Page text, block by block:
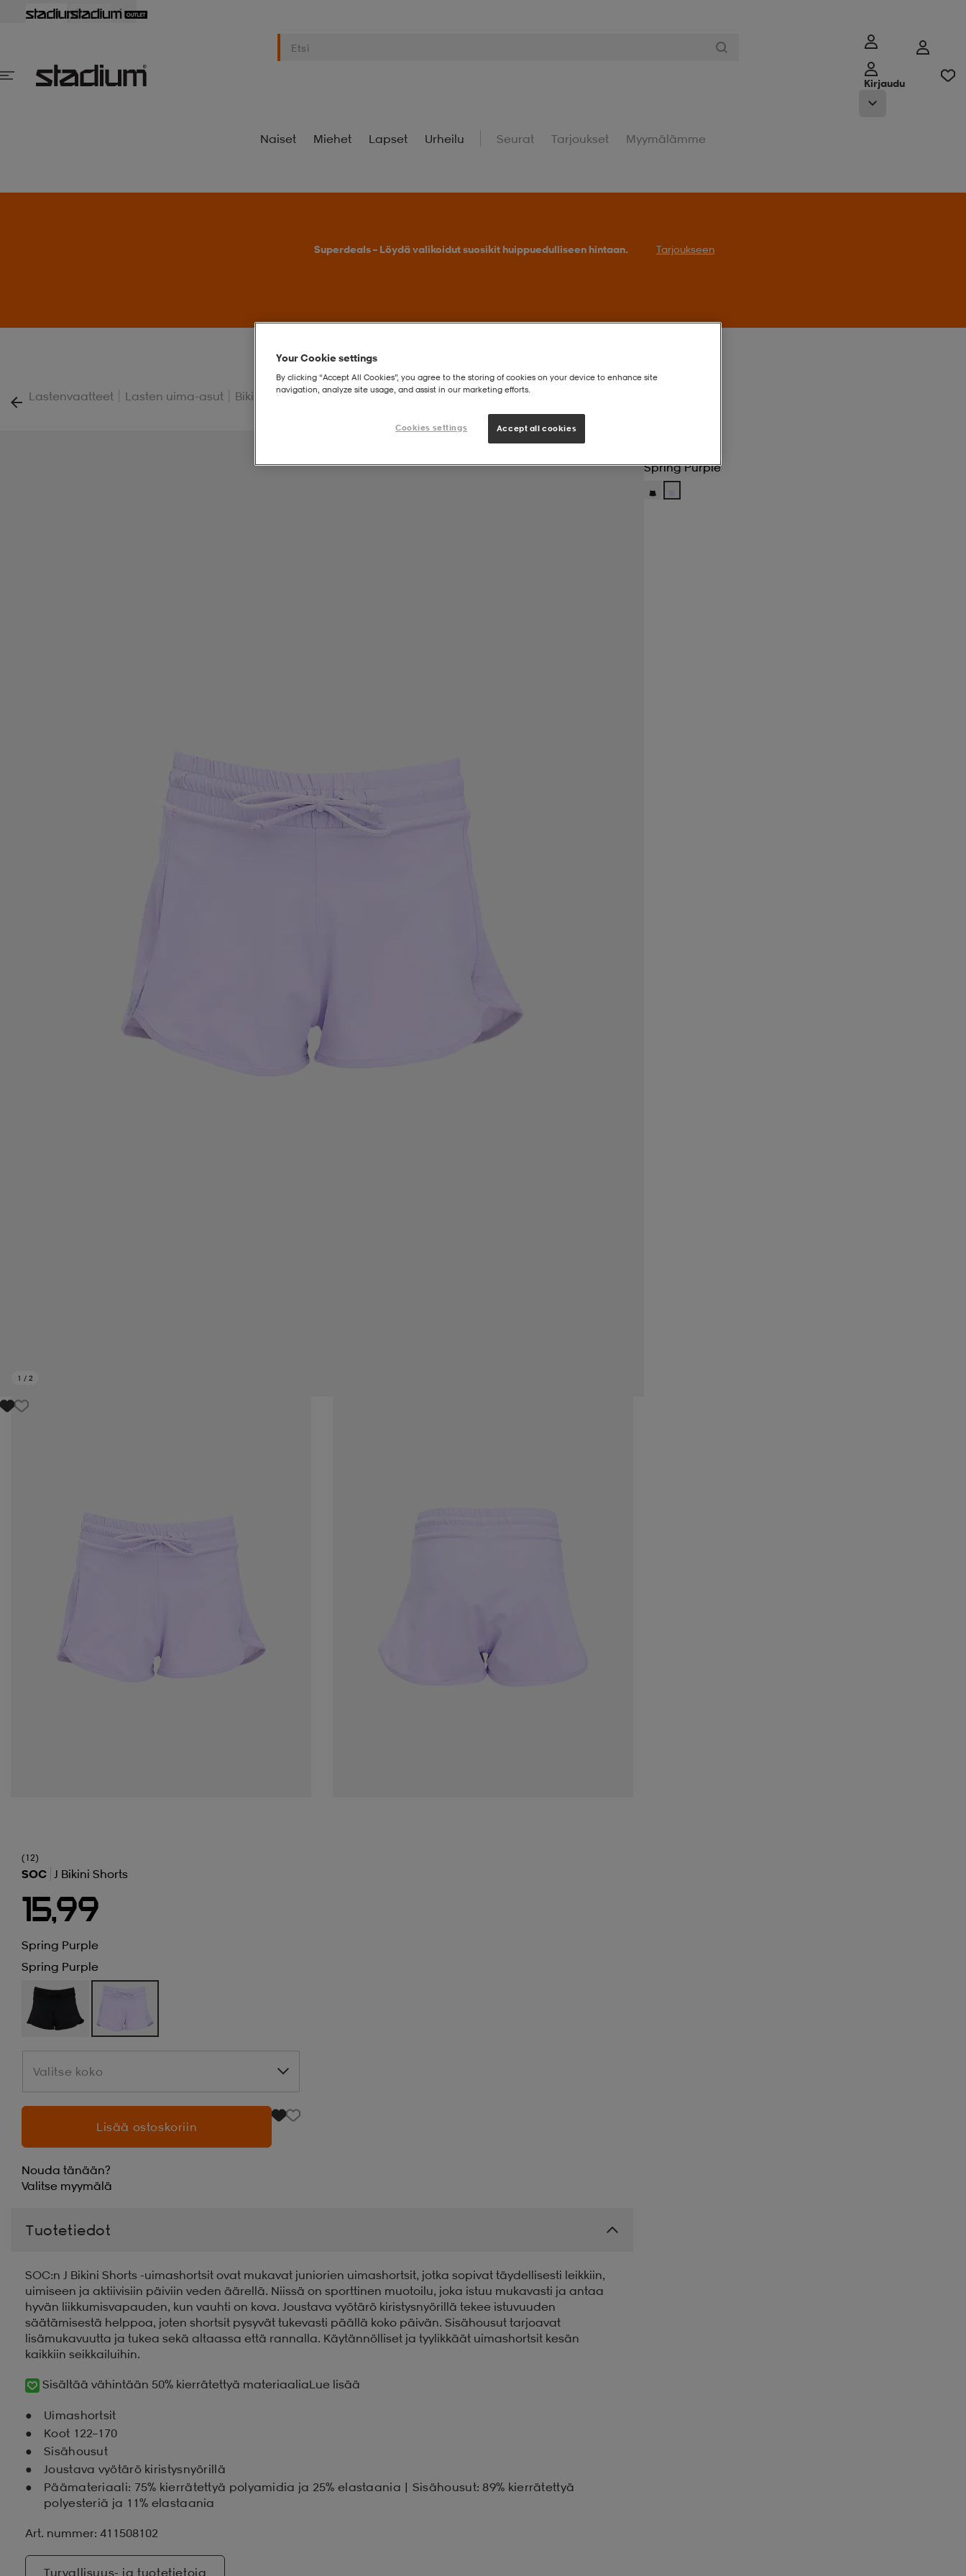
Kirjaudu
Naiset Miehet Lapset Urheilu Seurat Tarjoukset Myymälämme
Superdeals – Löydä valikoidut suosikit huippuedulliseen hintaan. Tarjoukseen
Lastenvaatteet | Lasten uima-asut | Bikinit J Bikini Shorts
1 / 2
Spring Purple
(12)
SOC J Bikini Shorts
15,99
Spring Purple
Spring Purple
Valitse koko
Valitse koko
Lisää ostoskoriin
Nouda tänään?
Valitse myymälä
Tuotetiedot
SOC:n J Bikini Shorts -uimashortsit ovat mukavat juniorien uimashortsit, jotka sopivat täydellisesti leikkiin,
uimiseen ja aktiivisiin päiviin veden äärellä. Niissä on sporttinen muotoilu, joka istuu mukavasti ja antaa
hyvän liikkumisvapauden, kun vauhti on kova. Joustava vyötärö kiristysnyörillä tekee istuvuuden
säätämisestä helppoa, joten shortsit pysyvät tukevasti päällä koko päivän. Sisähousut tarjoavat
lisämukavuutta ja tukea sekä altaassa että rannalla. Käytännölliset ja tyylikkäät uimashortsit kesän
kaikkiin seikkailuihin.
Sisältää vähintään 50% kierrätettyä materiaaliaLue lisää
Uimashortsit
Koot 122–170
Sisähousut
Joustava vyötärö kiristysnyörillä
Päämateriaali: 75% kierrätettyä polyamidia ja 25% elastaania | Sisähousut: 89% kierrätettyä
polyesteriä ja 11% elastaania
Art. nummer: 411508102
Turvallisuus- ja tuotetietoja
Your Cookie settings
By clicking “Accept All Cookies”, you agree to the storing of cookies on your device to enhance site
navigation, analyze site usage, and assist in our marketing efforts.
Cookies settings Accept all cookies